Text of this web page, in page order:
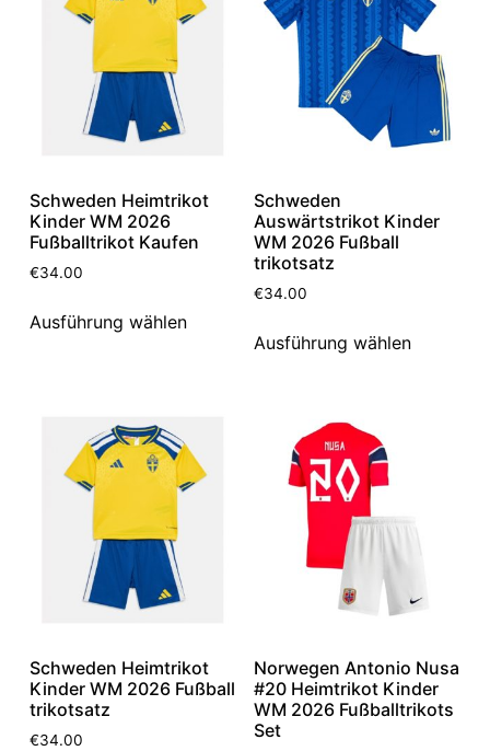
Schweden Heimtrikot
Kinder WM 2026
Fußballtrikot Kaufen
€34.00
Ausführung wählen
Schweden
Auswärtstrikot Kinder
WM 2026 Fußball
trikotsatz
€34.00
Ausführung wählen
Schweden Heimtrikot
Kinder WM 2026 Fußball
trikotsatz
€34.00
Norwegen Antonio Nusa
#20 Heimtrikot Kinder
WM 2026 Fußballtrikots
Set